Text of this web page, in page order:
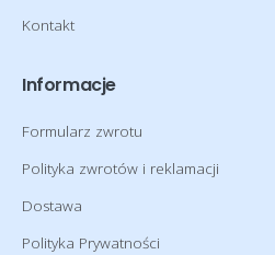
Kontakt
Informacje
Formularz zwrotu
Polityka zwrotów i reklamacji
Dostawa
Polityka Prywatności